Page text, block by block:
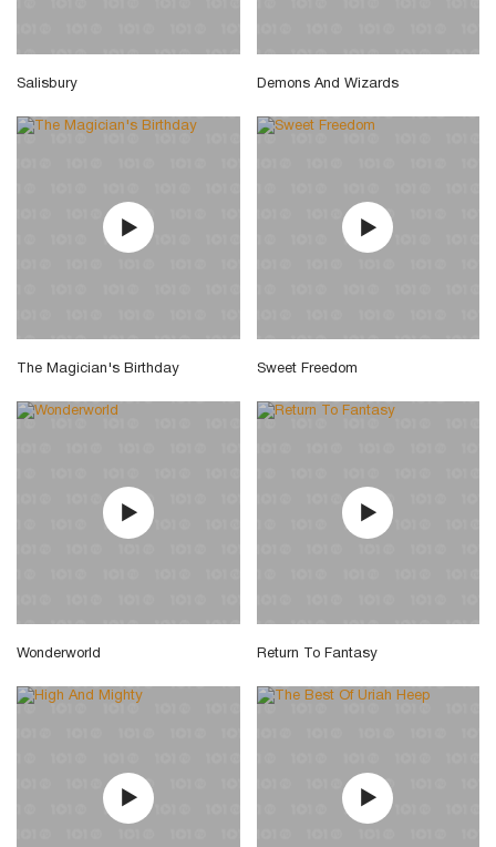
Salisbury Demons And Wizards
The Magician's Birthday Sweet Freedom
Wonderworld Return To Fantasy